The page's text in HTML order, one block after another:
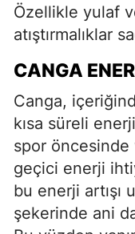
Özellikle yulaf
atıştırmalıklar
CANGA
Canga,
kısa süreli
spor
geçici enerji
bu enerji artışı
şekerinde ani